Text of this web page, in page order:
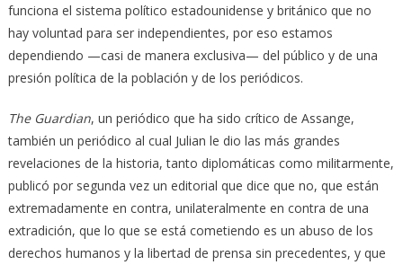
funciona el sistema político estadounidense y británico que no
hay voluntad para ser independientes, por eso estamos
dependiendo —casi de manera exclusiva— del público y de una
presión política de la población y de los periódicos.
The Guardian, un periódico que ha sido crítico de Assange,
también un periódico al cual Julian le dio las más grandes
revelaciones de la historia, tanto diplomáticas como militarmente,
publicó por segunda vez un editorial que dice que no, que están
extremadamente en contra, unilateralmente en contra de una
extradición, que lo que se está cometiendo es un abuso de los
derechos humanos y la libertad de prensa sin precedentes, y que